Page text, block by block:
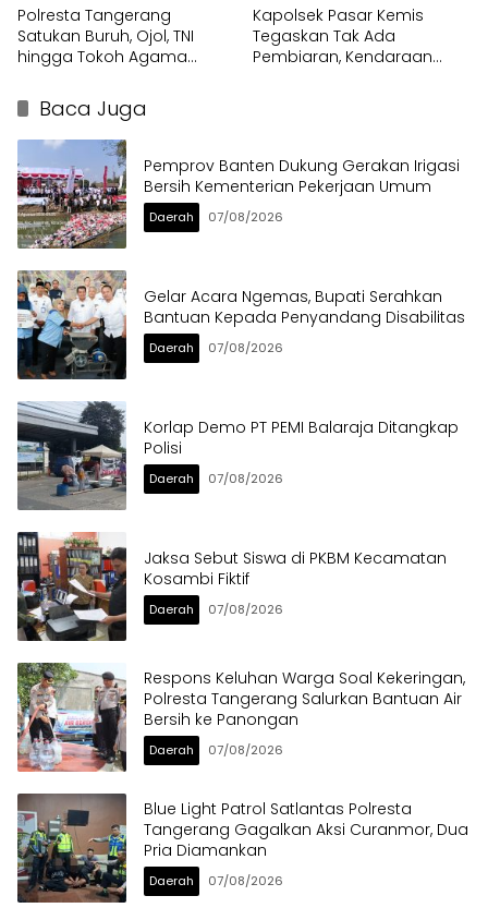
Polresta Tangerang
Satukan Buruh, Ojol, TNI
hingga Tokoh Agama
Kapolsek Pasar Kemis
Tegaskan Tak Ada
Pembiaran, Kendaraan
Baca Juga
Pemprov Banten Dukung Gerakan Irigasi
Bersih Kementerian Pekerjaan Umum
Daerah 07/08/2026
Gelar Acara Ngemas, Bupati Serahkan
Bantuan Kepada Penyandang Disabilitas
Daerah 07/08/2026
Korlap Demo PT PEMI Balaraja Ditangkap
Polisi
Daerah 07/08/2026
Jaksa Sebut Siswa di PKBM Kecamatan
Kosambi Fiktif
Daerah 07/08/2026
Respons Keluhan Warga Soal Kekeringan,
Polresta Tangerang Salurkan Bantuan Air
Bersih ke Panongan
Daerah 07/08/2026
Blue Light Patrol Satlantas Polresta
Tangerang Gagalkan Aksi Curanmor, Dua
Pria Diamankan
Daerah 07/08/2026